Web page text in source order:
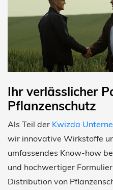
Ihr verlässlicher
Pflanzenschutz
Als Teil der Kwizda
wir innovative Wirkstoffe
umfassendes Know-how
und hochwertiger
Distribution von